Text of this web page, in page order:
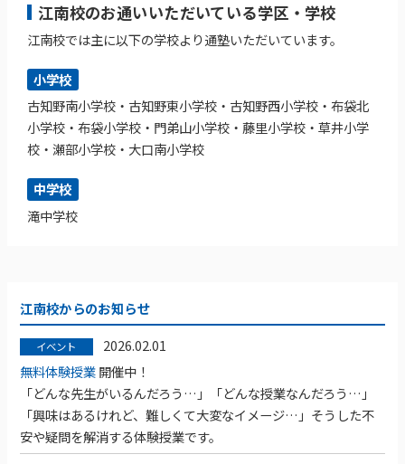
江南校のお通いいただいている学区・学校
江南校では主に以下の学校より通塾いただいています。
小学校
古知野南小学校・古知野東小学校・古知野西小学校・布袋北
小学校・布袋小学校・門弟山小学校・藤里小学校・草井小学
校・瀬部小学校・大口南小学校
中学校
滝中学校
江南校からのお知らせ
イベント
2026.02.01
無料体験授業開催中！
「どんな先生がいるんだろう…」「どんな授業なんだろう…」
「興味はあるけれど、難しくて大変なイメージ…」そうした不
安や疑問を解消する体験授業です。